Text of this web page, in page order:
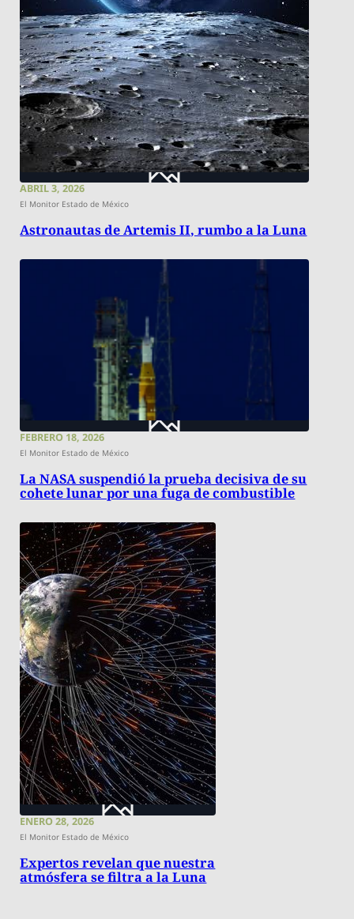
ABRIL 3, 2026
El Monitor Estado de México
Astronautas de Artemis II, rumbo a la Luna
FEBRERO 18, 2026
El Monitor Estado de México
La NASA suspendió la prueba decisiva de su
cohete lunar por una fuga de combustible
ENERO 28, 2026
El Monitor Estado de México
Expertos revelan que nuestra
atmósfera se filtra a la Luna